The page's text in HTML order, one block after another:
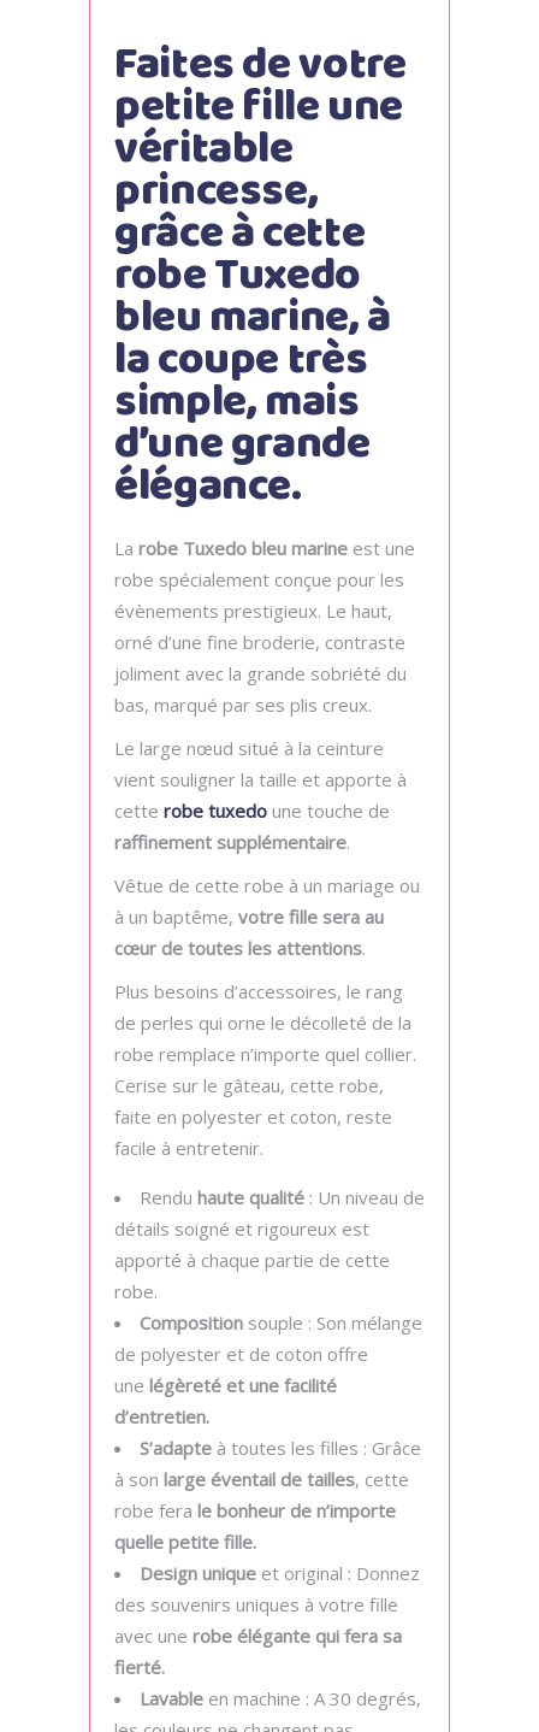
Faites de votre
petite fille une
véritable
princesse,
grâce à cette
robe Tuxedo
bleu marine, à
la coupe très
simple, mais
d’une grande
élégance.
La robe Tuxedo bleu marine est une
robe spécialement conçue pour les
évènements prestigieux. Le haut,
orné d’une fine broderie, contraste
joliment avec la grande sobriété du
bas, marqué par ses plis creux.
Le large nœud situé à la ceinture
vient souligner la taille et apporte à
cette robe tuxedo une touche de
raffinement supplémentaire.
Vêtue de cette robe à un mariage ou
à un baptême, votre fille sera au
cœur de toutes les attentions.
Plus besoins d’accessoires, le rang
de perles qui orne le décolleté de la
robe remplace n’importe quel collier.
Cerise sur le gâteau, cette robe,
faite en polyester et coton, reste
facile à entretenir.
Rendu haute qualité : Un niveau de
détails soigné et rigoureux est
apporté à chaque partie de cette
robe.
Composition souple : Son mélange
de polyester et de coton offre
une légèreté et une facilité
d’entretien.
S’adapte à toutes les filles : Grâce
à son large éventail de tailles, cette
robe fera le bonheur de n’importe
quelle petite fille.
Design unique et original : Donnez
des souvenirs uniques à votre fille
avec une robe élégante qui fera sa
fierté.
Lavable en machine : A 30 degrés,